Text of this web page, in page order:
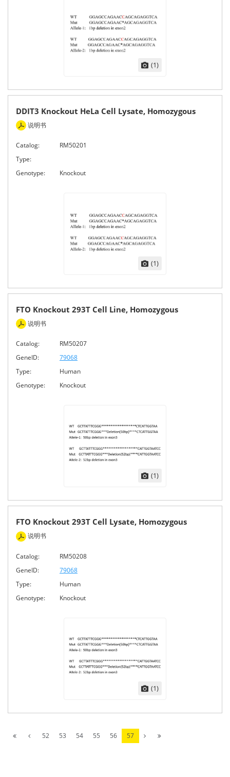
(1)
DDIT3 Knockout HeLa Cell Lysate, Homozygous
说明书
Catalog:
RM50201
Type:
Genotype:
Knockout
(1)
FTO Knockout 293T Cell Line, Homozygous
说明书
Catalog:
RM50207
GeneID:
79068
Type:
Human
Genotype:
Knockout
(1)
FTO Knockout 293T Cell Lysate, Homozygous
说明书
Catalog:
RM50208
GeneID:
79068
Type:
Human
Genotype:
Knockout
(1)
52 53 54 55 56 57